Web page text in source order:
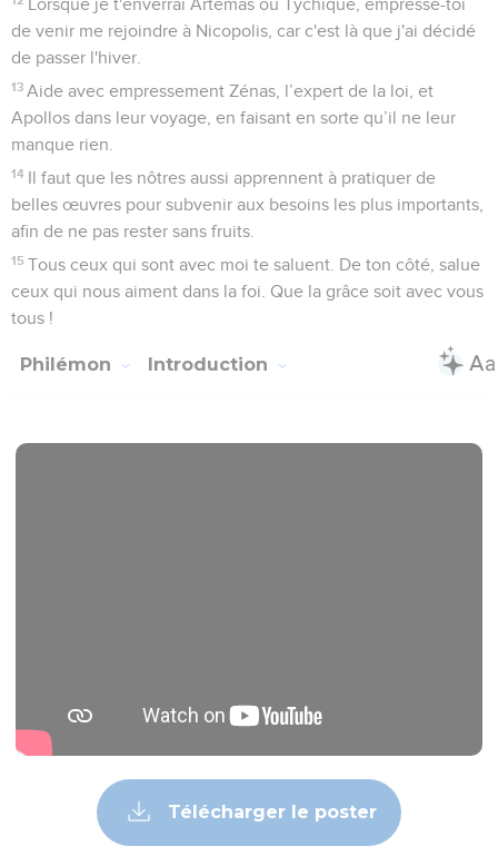
Lorsque je t'enverrai Artémas ou Tychique, empresse-toi
de venir me rejoindre à Nicopolis, car c'est là que j'ai décidé
de passer l'hiver.
13 Aide avec empressement Zénas, l’expert de la loi, et
Apollos dans leur voyage, en faisant en sorte qu’il ne leur
manque rien.
14 Il faut que les nôtres aussi apprennent à pratiquer de
belles œuvres pour subvenir aux besoins les plus importants,
afin de ne pas rester sans fruits.
15 Tous ceux qui sont avec moi te saluent. De ton côté, salue
ceux qui nous aiment dans la foi. Que la grâce soit avec vous
tous !
Philémon Introduction
Télécharger le poster